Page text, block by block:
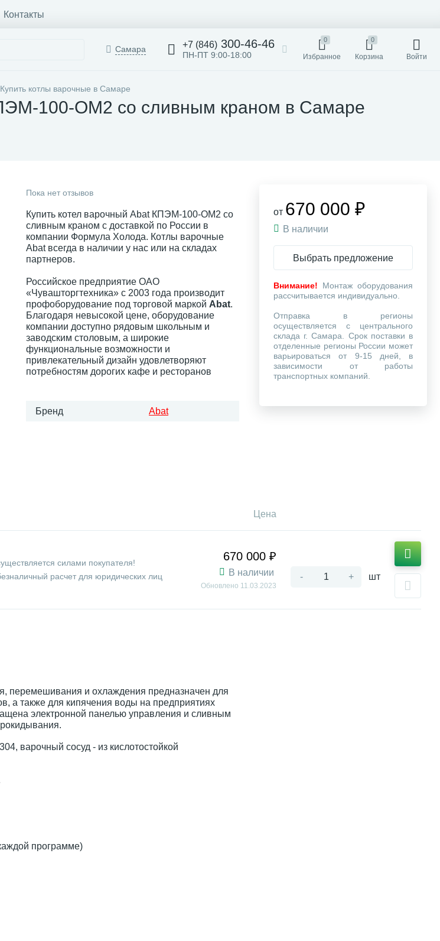
Контакты
Самара +7 (846) 300-46-46
ПН-ПТ 9:00-18:00
0
Избранное
0
Корзина Войти
Купить котлы варочные в Самаре
100-ОМ2 со сливным краном в Самаре
Пока нет отзывов
Купить котел варочный Abat КПЭМ-100-ОМ2 со
сливным краном с доставкой по России в
компании Формула Холода. Котлы варочные
Abat всегда в наличии у нас или на складах
партнеров.
Российское предприятие ОАО
«Чувашторгтехника» с 2003 года производит
профоборудование под торговой маркой Abat.
Благодаря невысокой цене, оборудование
компании доступно рядовым школьным и
заводским столовым, а широкие
функциональные возможности и
привлекательный дизайн удовлетворяют
потребностям дорогих кафе и ресторанов
Бренд Abat
Цена
силами покупателя!
расчет для юридических лиц
670 000 ₽
В наличии
Обновлено 11.03.2023
- + шт
перемешивания и охлаждения предназначен для
а также для кипячения воды на предприятиях
электронной панелью управления и сливным
варочный сосуд - из кислотостойкой
программе)
от 670 000 ₽
В наличии
Выбрать предложение
Внимание! Монтаж оборудования
рассчитывается индивидуально.
Отправка в регионы
осуществляется с центрального
склада г. Самара. Срок поставки в
отделенные регионы России может
варьироваться от 9-15 дней, в
зависимости от работы
транспортных компаний.